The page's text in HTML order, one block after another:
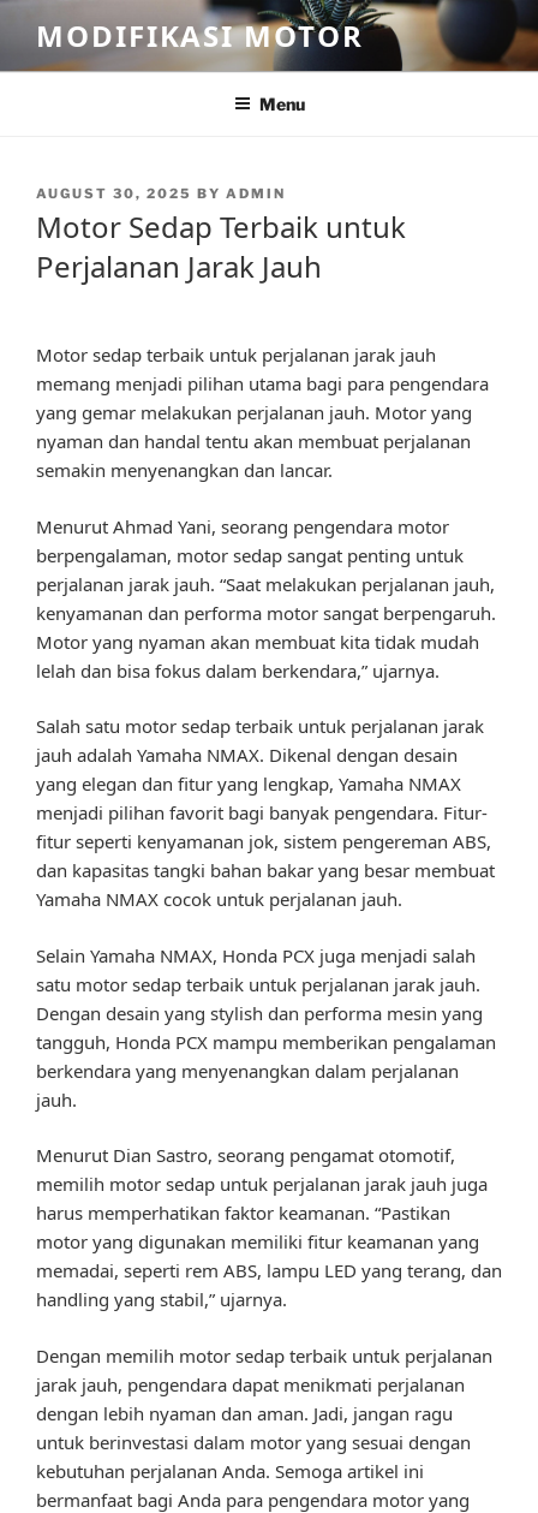
content
MODIFIKASI MOTOR
Menu
POSTED
AUGUST 30, 2025 BY ADMIN
Motor Sedap Terbaik untuk
Perjalanan Jarak Jauh
Motor sedap terbaik untuk perjalanan jarak jauh
memang menjadi pilihan utama bagi para pengendara
yang gemar melakukan perjalanan jauh. Motor yang
nyaman dan handal tentu akan membuat perjalanan
semakin menyenangkan dan lancar.
Menurut Ahmad Yani, seorang pengendara motor
berpengalaman, motor sedap sangat penting untuk
perjalanan jarak jauh. “Saat melakukan perjalanan jauh,
kenyamanan dan performa motor sangat berpengaruh.
Motor yang nyaman akan membuat kita tidak mudah
lelah dan bisa fokus dalam berkendara,” ujarnya.
Salah satu motor sedap terbaik untuk perjalanan jarak
jauh adalah Yamaha NMAX. Dikenal dengan desain
yang elegan dan fitur yang lengkap, Yamaha NMAX
menjadi pilihan favorit bagi banyak pengendara. Fitur-
fitur seperti kenyamanan jok, sistem pengereman ABS,
dan kapasitas tangki bahan bakar yang besar membuat
Yamaha NMAX cocok untuk perjalanan jauh.
Selain Yamaha NMAX, Honda PCX juga menjadi salah
satu motor sedap terbaik untuk perjalanan jarak jauh.
Dengan desain yang stylish dan performa mesin yang
tangguh, Honda PCX mampu memberikan pengalaman
berkendara yang menyenangkan dalam perjalanan
jauh.
Menurut Dian Sastro, seorang pengamat otomotif,
memilih motor sedap untuk perjalanan jarak jauh juga
harus memperhatikan faktor keamanan. “Pastikan
motor yang digunakan memiliki fitur keamanan yang
memadai, seperti rem ABS, lampu LED yang terang, dan
handling yang stabil,” ujarnya.
Dengan memilih motor sedap terbaik untuk perjalanan
jarak jauh, pengendara dapat menikmati perjalanan
dengan lebih nyaman dan aman. Jadi, jangan ragu
untuk berinvestasi dalam motor yang sesuai dengan
kebutuhan perjalanan Anda. Semoga artikel ini
bermanfaat bagi Anda para pengendara motor yang